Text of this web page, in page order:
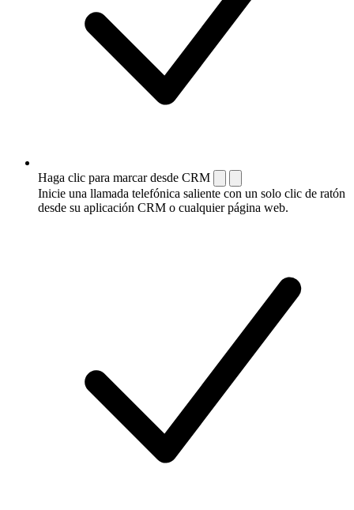
Haga clic para marcar desde CRM
Inicie una llamada telefónica saliente con un solo clic de ratón
desde su aplicación CRM o cualquier página web.